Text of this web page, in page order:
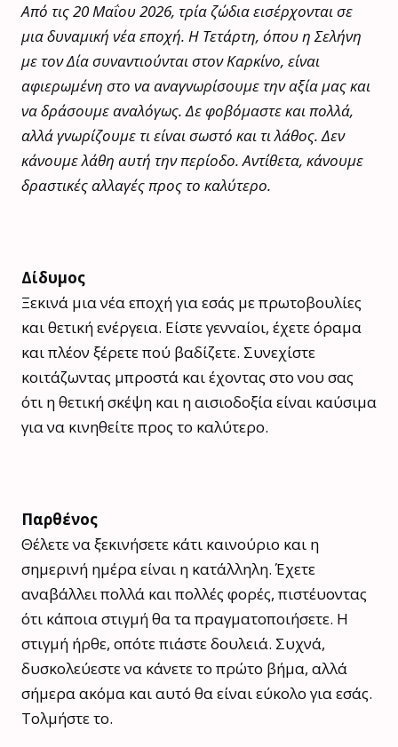
Από τις 20 Μαΐου 2026, τρία ζώδια εισέρχονται σε
μια δυναμική νέα εποχή. Η Τετάρτη, όπου η Σελήνη
με τον Δία συναντιούνται στον Καρκίνο, είναι
αφιερωμένη στο να αναγνωρίσουμε την αξία μας και
να δράσουμε αναλόγως. Δε φοβόμαστε και πολλά,
αλλά γνωρίζουμε τι είναι σωστό και τι λάθος. Δεν
κάνουμε λάθη αυτή την περίοδο. Αντίθετα, κάνουμε
δραστικές αλλαγές προς το καλύτερο.
Δίδυμος
Ξεκινά μια νέα εποχή για εσάς με πρωτοβουλίες
και θετική ενέργεια. Είστε γενναίοι, έχετε όραμα
και πλέον ξέρετε πού βαδίζετε. Συνεχίστε
κοιτάζωντας μπροστά και έχοντας στο νου σας
ότι η θετική σκέψη και η αισιοδοξία είναι καύσιμα
για να κινηθείτε προς το καλύτερο.
Παρθένος
Θέλετε να ξεκινήσετε κάτι καινούριο και η
σημερινή ημέρα είναι η κατάλληλη. Έχετε
αναβάλλει πολλά και πολλές φορές, πιστέυοντας
ότι κάποια στιγμή θα τα πραγματοποιήσετε. Η
στιγμή ήρθε, οπότε πιάστε δουλειά. Συχνά,
δυσκολεύεστε να κάνετε το πρώτο βήμα, αλλά
σήμερα ακόμα και αυτό θα είναι εύκολο για εσάς.
Τολμήστε το.